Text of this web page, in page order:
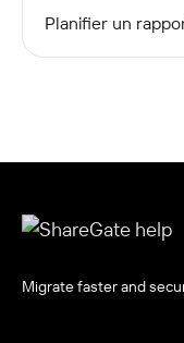
Planifier un
Migrate faster and